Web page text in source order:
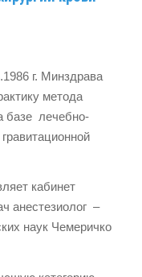
г. Минздрава
метода
базе лечебно-
кабинет
анестезиолог –
наук Чемеричко